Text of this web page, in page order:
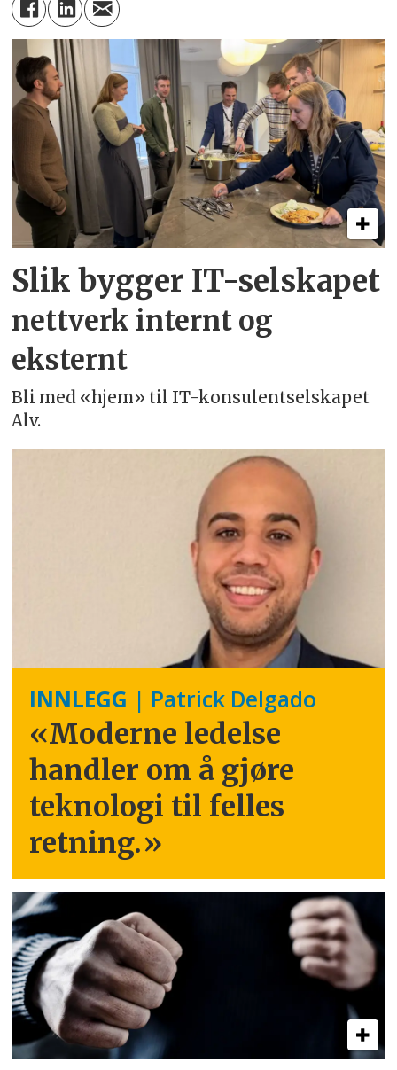
Slik bygger IT-selskapet
nettverk internt og
eksternt
Bli med «hjem» til IT-konsulentselskapet
Alv.
INNLEGG | Patrick Delgado
«Moderne ledelse
handler om å gjøre
teknologi til felles
retning.»